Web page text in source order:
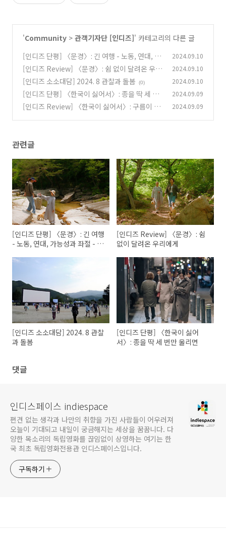
'Community > 관객기자단 [인디즈]' 카테고리의 다른 글
[인디즈 단평] 〈문경〉: 긴 여행 - 노동, 연대, 가
능성과 좌절 - 의 끝에는 (5)
2024.09.10
[인디즈 Review] 〈문경〉: 쉼 없이 달려온 우리
에게 (0)
2024.09.10
[인디즈 소소대담] 2024. 8 관찰과 돌봄 (0) 2024.09.10
[인디즈 단평] 〈한국이 싫어서〉: 종을 딱 세 번
만 울리면 (0)
2024.09.09
[인디즈 Review] 〈한국이 싫어서〉: 구름이 된
2024.09.09
관련글
[인디즈 단평] 〈문경〉: 긴 여행
- 노동, 연대, 가능성과 좌절 - 의
[인디즈 Review] 〈문경〉: 쉼
없이 달려온 우리에게
[인디즈 소소대담] 2024. 8 관찰
과 돌봄
[인디즈 단평] 〈한국이 싫어
서〉: 종을 딱 세 번만 울리면
댓글
인디스페이스 indiespace
편견 없는 생각과 나만의 취향을 가진 사람들이 어우러져
오늘이 기대되고 내일이 궁금해지는 세상을 꿈꿉니다. 다
양한 목소리의 독립영화를 끊임없이 상영하는 여기는 한
국 최초 독립영화전용관 인디스페이스입니다.
구독하기